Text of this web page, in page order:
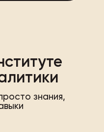
знания,